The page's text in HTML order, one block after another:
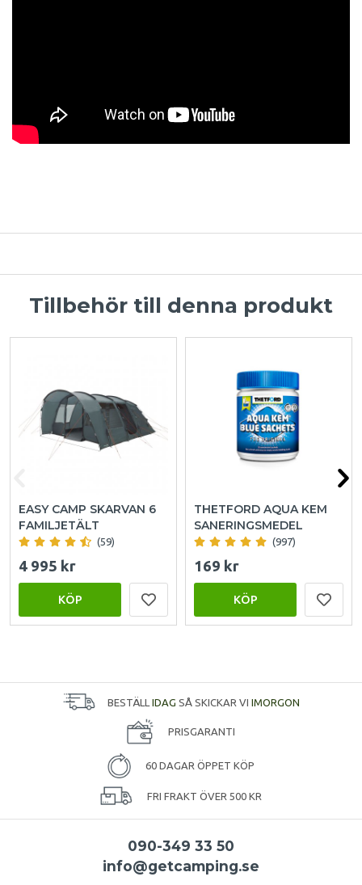
Tillbehör till denna produkt
EASY CAMP SKARVAN 6
FAMILJETÄLT
(59)
4 995 kr
KÖP
THETFORD AQUA KEM
SANERINGSMEDEL
(997)
169 kr
KÖP
BESTÄLL IDAG SÅ SKICKAR VI IMORGON
PRISGARANTI
60 DAGAR ÖPPET KÖP
FRI FRAKT ÖVER 500 KR
090-349 33 50
info@getcamping.se